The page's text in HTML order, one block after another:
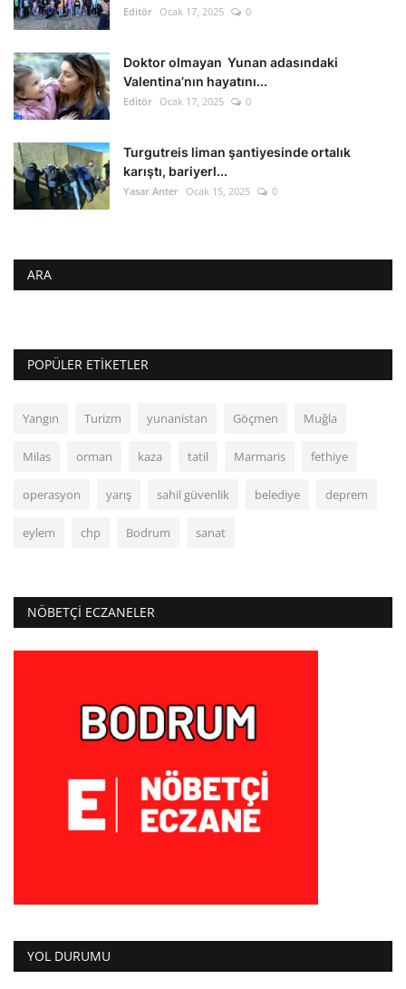
Editör Ocak 17, 2025 0
Doktor olmayan Yunan adasındaki
Valentina’nın hayatını...
Editör Ocak 17, 2025 0
Turgutreis liman şantiyesinde ortalık
karıştı, bariyerl...
Yasar Anter Ocak 15, 2025 0
ARA
POPÜLER ETIKETLER
Yangın Turizm yunanistan Göçmen Muğla
Milas orman kaza tatil Marmaris fethiye
operasyon yarış sahil güvenlik belediye deprem
eylem chp Bodrum sanat
NÖBETÇI ECZANELER
YOL DURUMU